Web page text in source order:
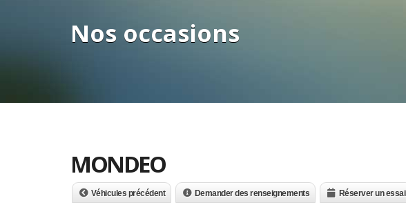
Nos occasions
MONDEO
Véhicules précédent Demander des renseignements Réserver un essai